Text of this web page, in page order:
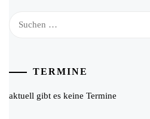
TERMINE
aktuell gibt es keine Termine